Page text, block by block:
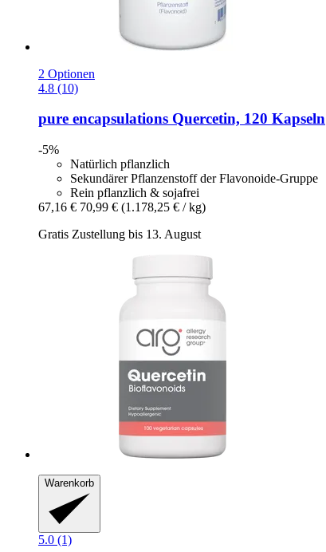
2 Optionen
4.8 (10)
pure encapsulations Quercetin, 120 Kapseln
-5%
Natürlich pflanzlich
Sekundärer Pflanzenstoff der Flavonoide-Gruppe
Rein pflanzlich & sojafrei
67,16 € 70,99 € (1.178,25 € / kg)
Gratis Zustellung bis 13. August
Warenkorb
5.0 (1)